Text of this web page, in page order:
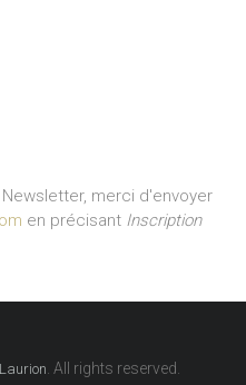
merci d'envoyer
en précisant Inscription
. All rights reserved.